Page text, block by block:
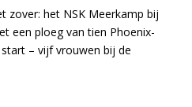
zover: het NSK Meerkamp bij
een ploeg van tien Phoenix-
– vijf vrouwen bij de